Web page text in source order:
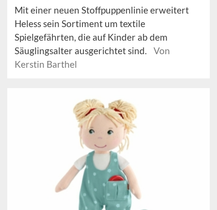
Mit einer neuen Stoffpuppenlinie erweitert
Heless sein Sortiment um textile
Spielgefährten, die auf Kinder ab dem
Säuglingsalter ausgerichtet sind.
Von
Kerstin Barthel